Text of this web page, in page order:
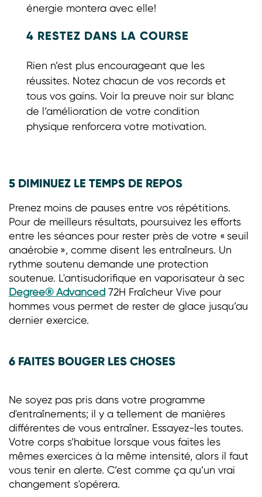
énergie montera avec elle!
4 RESTEZ DANS LA COURSE
Rien n’est plus encourageant que les
réussites. Notez chacun de vos records et
tous vos gains. Voir la preuve noir sur blanc
de l’amélioration de votre condition
physique renforcera votre motivation.
5 DIMINUEZ LE TEMPS DE REPOS
Prenez moins de pauses entre vos répétitions.
Pour de meilleurs résultats, poursuivez les efforts
entre les séances pour rester près de votre « seuil
anaérobie », comme disent les entraîneurs. Un
rythme soutenu demande une protection
soutenue. L'antisudorifique en vaporisateur à sec
Degree® Advanced 72H Fraîcheur Vive pour
hommes vous permet de rester de glace jusqu’au
dernier exercice.
6 FAITES BOUGER LES CHOSES
Ne soyez pas pris dans votre programme
d'entraînements; il y a tellement de manières
différentes de vous entraîner. Essayez-les toutes.
Votre corps s’habitue lorsque vous faites les
mêmes exercices à la même intensité, alors il faut
vous tenir en alerte. C’est comme ça qu’un vrai
changement s'opérera.